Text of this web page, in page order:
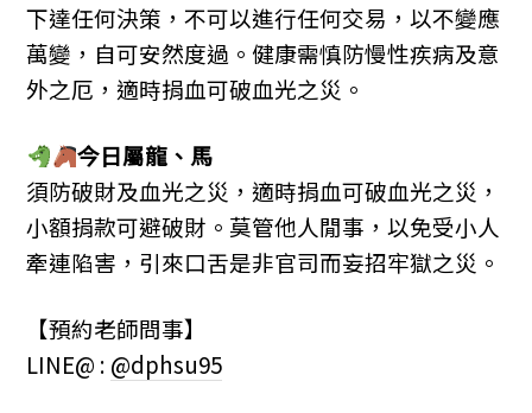
下達任何決策，不可以進行任何交易，以不變應
萬變，自可安然度過。健康需慎防慢性疾病及意
外之厄，適時捐血可破血光之災。
今日屬龍、 馬
須防破財及血光之災，適時捐血可破血光之災，
小額捐款可避破財。莫管他人閒事，以免受小人
牽連陷害，引來口舌是非官司而妄招牢獄之災。
【預約老師問事】
LINE@ : @dphsu95